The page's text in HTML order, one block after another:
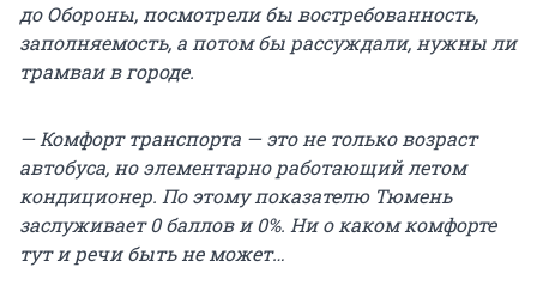
до Обороны, посмотрели бы востребованность,
заполняемость, а потом бы рассуждали, нужны ли
трамваи в городе.
— Комфорт транспорта — это не только возраст
автобуса, но элементарно работающий летом
кондиционер. По этому показателю Тюмень
заслуживает 0 баллов и 0%. Ни о каком комфорте
тут и речи быть не может…